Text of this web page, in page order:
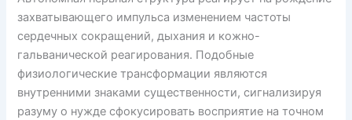
захватывающего импульса изменением частоты
сердечных сокращений, дыхания и кожно-
гальванической реагирования. Подобные
физиологические трансформации являются
внутренними знаками существенности, сигнализируя
разуму о нужде сфокусировать восприятие на точном